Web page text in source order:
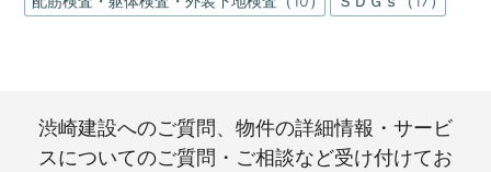
渋崎建設へのご質問、物件の詳細情報・サービ
スについてのご質問・ご相談など受け付けてお